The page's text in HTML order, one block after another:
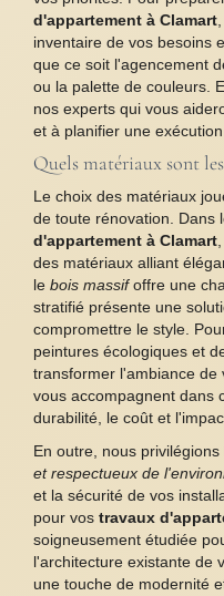
d'appartement à Clamart
inventaire de vos besoins
que ce soit l'agencement
ou la palette de couleurs.
nos experts qui vous
et à planifier une
Quels matériaux sont
Le choix des matériaux
de toute rénovation. Dans
d'appartement à Clamart
des matériaux alliant
le bois massifoffre une
stratifié présente une
compromettre le style.
peintures écologiques et
transformer l'ambiance de
vous accompagnent dans
durabilité, le coût et
En outre, nous
et respectueux de
et la sécurité de vos
pour vos travaux
soigneusement étudiée
l'architecture existante de
une touche de modernité